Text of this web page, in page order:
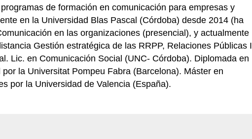
de formación en comunicación para empresas y
en la Universidad Blas Pascal (Córdoba) desde 2014 (ha
en las organizaciones (presencial), y actualmente
Gestión estratégica de las RRPP, Relaciones Públicas I
Lic. en Comunicación Social (UNC- Córdoba). Diplomada en
la Universitat Pompeu Fabra (Barcelona). Máster en
por la Universidad de Valencia (España).